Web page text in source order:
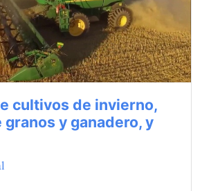
cultivos de invierno,
granos y ganadero, y